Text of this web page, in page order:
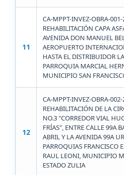
11
CA-MPPT-INVEZ-OBRA-
REHABILITACIÓN CAPA
AVENIDA DON MANUEL
AEROPUERTO
HASTA EL DISTRIBUIDOR
PARROQUIA MARCIAL
MUNICIPIO SAN
12
CA-MPPT-INVEZ-OBRA-
REHABILITACIÓN DE LA
NO.3 "CORREDOR VIAL
FRÍAS", ENTRE CALLE 99A
ABRIL Y LA AVENIDA 99A
PARROQUIAS FRANCISCO
RAUL LEONI, MUNICIPIO
ESTADO ZULIA